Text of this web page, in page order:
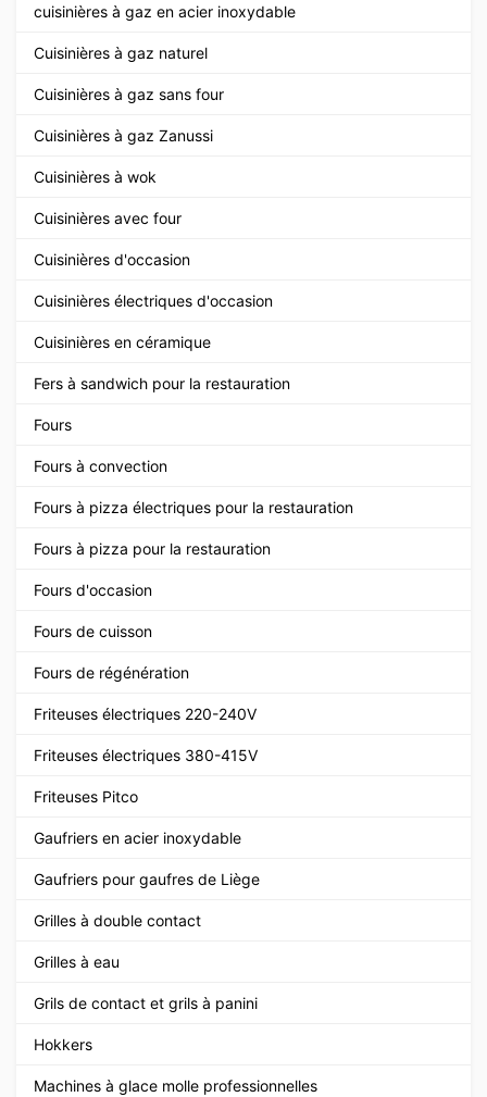
cuisinières à gaz en acier inoxydable
Cuisinières à gaz naturel
Cuisinières à gaz sans four
Cuisinières à gaz Zanussi
Cuisinières à wok
Cuisinières avec four
Cuisinières d'occasion
Cuisinières électriques d'occasion
Cuisinières en céramique
Fers à sandwich pour la restauration
Fours
Fours à convection
Fours à pizza électriques pour la restauration
Fours à pizza pour la restauration
Fours d'occasion
Fours de cuisson
Fours de régénération
Friteuses électriques 220-240V
Friteuses électriques 380-415V
Friteuses Pitco
Gaufriers en acier inoxydable
Gaufriers pour gaufres de Liège
Grilles à double contact
Grilles à eau
Grils de contact et grils à panini
Hokkers
Machines à glace molle professionnelles